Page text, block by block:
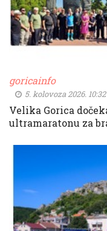
goricainfo
5. kolovoza 2026. 10:32
Velika Gorica
ultramaratonu za